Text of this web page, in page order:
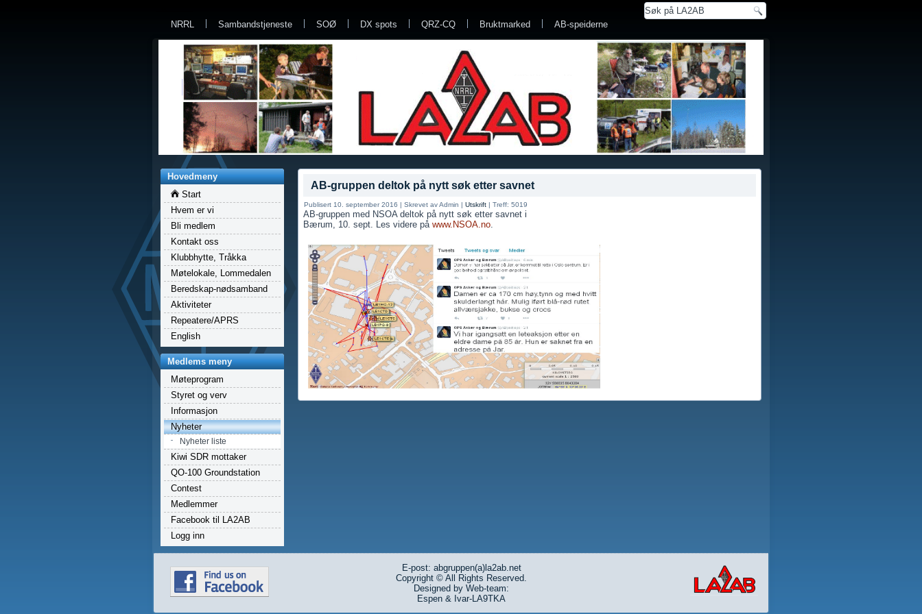
NRRL
Sambandstjeneste SOØ DX spots QRZ-CQ Bruktmarked AB-speiderne
Hovedmeny
Start
Hvem er vi
Bli medlem
Kontakt oss
Klubbhytte, Tråkka
Møtelokale, Lommedalen
Beredskap-nødsamband
Aktiviteter
Repeatere/APRS
English
Medlems meny
Møteprogram
Styret og verv
Informasjon
Nyheter
Nyheter liste
Kiwi SDR mottaker
QO-100 Groundstation
Contest
Medlemmer
Facebook til LA2AB
Logg inn
AB-gruppen deltok på nytt søk etter savnet
Publisert 10. september 2016 | Skrevet av Admin | Utskrift | Treff: 5019
AB-gruppen med NSOA deltok på nytt søk etter savnet i
Bærum, 10. sept. Les videre på www.NSOA.no.
E-post: abgruppen(a)la2ab.net
Copyright © All Rights Reserved.
Designed by Web-team:
Espen & Ivar-LA9TKA